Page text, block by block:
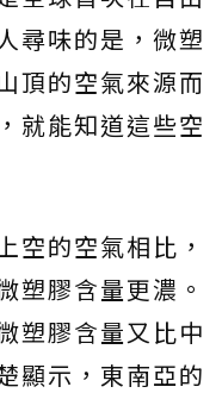
尋味的是，微塑
頂的空氣來源而
就能知道這些空
空的空氣相比，
塑膠含量更濃。
塑膠含量又比中
顯示，東南亞的